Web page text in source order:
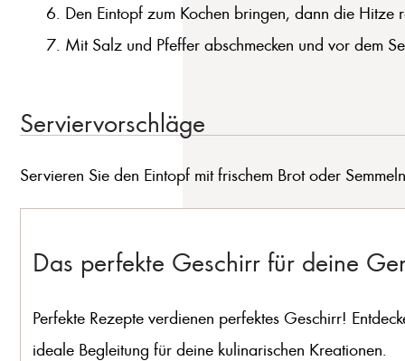
Den Eintopf zum Kochen bringen, dann die
Mit Salz und Pfeffer abschmecken und vor dem
Serviervorschläge
Servieren Sie den Eintopf mit frischem Brot oder
Das perfekte Geschirr für deine
Perfekte Rezepte verdienen perfektes Geschirr!
ideale Begleitung für deine kulinarischen Kreationen.